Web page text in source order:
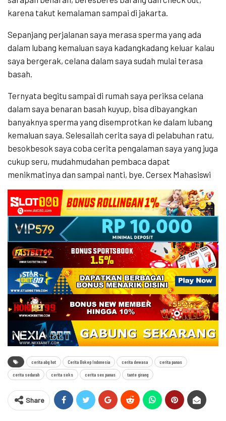
karena takut kemalaman sampai di jakarta.
Sepanjang perjalanan saya merasa sperma yang ada
dalam lubang kemaluan saya kadangkadang keluar kalau
saya bergerak, celana dalam saya sudah mulai terasa
basah.
Ternyata begitu sampai di rumah saya periksa celana
dalam saya benaran basah kuyup, bisa dibayangkan
banyaknya sperma yang disemprotkan ke dalam lubang
kemaluan saya. Selesailah cerita saya di pelabuhan ratu,
besokbesok saya coba cerita pengalaman saya yang juga
cukup seru, mudahmudahan pembaca dapat
menikmatinya dan sampai nanti, bye. Cersex Mahasiswi
cerita abg hot Cerita Bokep Indonesia cerita dewasa cerita panas
cerita sedarah cerita seks cerita sex panas tante girang
Share